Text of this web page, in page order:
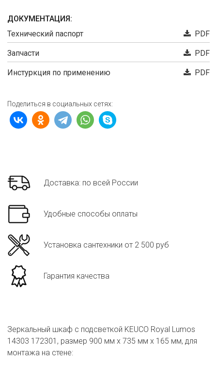
ДОКУМЕНТАЦИЯ:
Технический паспорт
PDF
Запчасти PDF
Инстуркция по применению PDF
Поделиться в социальных сетях:
Доставка: по всей России
Удобные способы оплаты
Установка сантехники от 2 500 руб
Гарантия качества
Зеркальный шкаф с подсветкой KEUCO Royal Lumos
14303 172301, размер 900 мм x 735 мм х 165 мм, для
монтажа на стене: